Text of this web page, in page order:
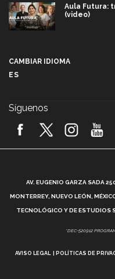
Aula Futura:
(video)
2026! (video)
¿Cómo es el
Vida Tec:
CAMBIAR IDIOMA
ES
Síguenos
AV. EUGENIO GARZA SADA
MONTERREY, NUEVO LEÓN,
TECNOLÓGICO Y DE ESTUDIOS
*DEC-520912
AVISO LEGAL POLÍTICAS DE